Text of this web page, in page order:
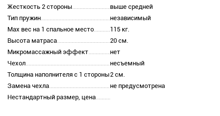
Жесткость 2 стороны
выше средней
Тип пружин
независимый
Max вес на 1 спальное место
115 кг.
Высота матраса
20 см.
Микромассажный эффект
нет
Чехол
несъемный
Толщина наполнителя с 1 стороны2 см.
Замена чехла
не предусмотрена
Нестандартный размер, цена